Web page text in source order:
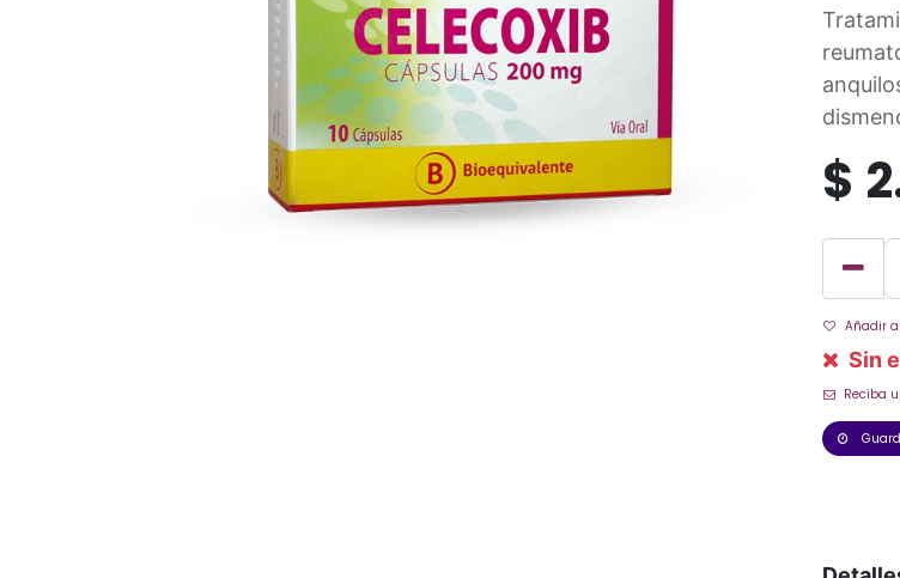
$
Añadir
Sin
Reciba